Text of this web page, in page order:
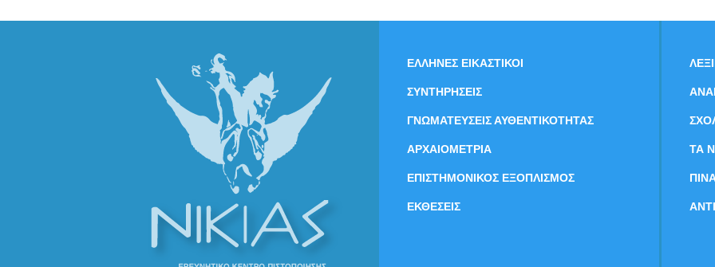
ΕΛΛΗΝΕΣ ΕΙΚΑΣΤΙΚΟΙ
ΣΥΝΤΗΡΗΣΕΙΣ
ΓΝΩΜΑΤΕΥΣΕΙΣ ΑΥΘΕΝΤΙΚΟΤΗΤΑΣ
ΑΡΧΑΙΟΜΕΤΡΙΑ
ΕΠΙΣΤΗΜΟΝΙΚΟΣ ΕΞΟΠΛΙΣΜΟΣ
ΕΚΘΕΣΕΙΣ
ΤΑ